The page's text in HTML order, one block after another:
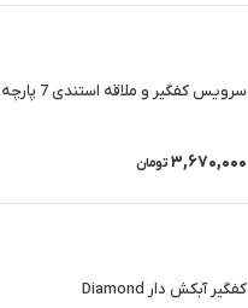
سرویس کفگیر و ملاقه استندی 7 پارچه هوم لوکس
3,670,000 تومان
کفگیر آبکش دار Diamond